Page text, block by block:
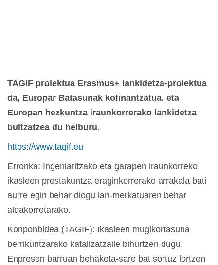
TAGIF proiektua Erasmus+ lankidetza-proiektua
da, Europar Batasunak kofinantzatua, eta
Europan hezkuntza iraunkorrerako lankidetza
bultzatzea du helburu.
https://www.tagif.eu
Erronka: Ingeniaritzako eta garapen iraunkorreko
ikasleen prestakuntza eraginkorrerako arrakala bati
aurre egin behar diogu lan-merkatuaren behar
aldakorretarako.
Konponbidea (TAGIF): Ikasleen mugikortasuna
berrikuntzarako katalizatzaile bihurtzen dugu.
Enpresen barruan behaketa-sare bat sortuz lortzen